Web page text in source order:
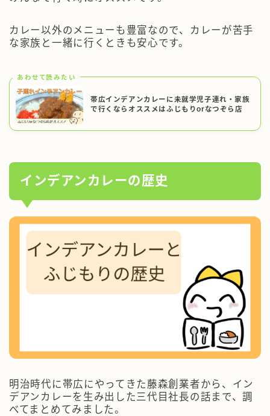
カレー以外のメニューも豊富なので、カレーが苦手
な家族と一緒に行くときも安心です。
あわせて読みたい
帯広インデアンカレーに未就学児子連れ・家族
で行くならオススメはふじもりorなつぞら店
インデアンカレーの歴史
明治時代に帯広にやってきた藤森創業者から、イン
デアンカレーを生み出した三代目社長の話まで、調
べてまとめてみました。